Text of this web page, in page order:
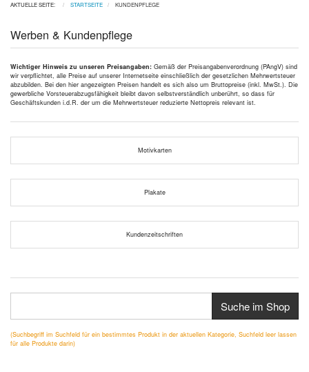
AKTUELLE SEITE: STARTSEITE KUNDENPFLEGE
Werben & Kundenpflege
Wichtiger Hinweis zu unseren Preisangaben: Gemäß der Preisangabenverordnung (PAngV) sind
wir verpflichtet, alle Preise auf unserer Internetseite einschließlich der gesetzlichen Mehrwertsteuer
abzubilden. Bei den hier angezeigten Preisen handelt es sich also um Bruttopreise (inkl. MwSt.). Die
gewerbliche Vorsteuerabzugsfähigkeit bleibt davon selbstverständlich unberührt, so dass für
Geschäftskunden i.d.R. der um die Mehrwertsteuer reduzierte Nettopreis relevant ist.
Motivkarten
Plakate
Kundenzeitschriften
Suche im Shop
(Suchbegriff im Suchfeld für ein bestimmtes Produkt in der aktuellen Kategorie, Suchfeld leer lassen
für alle Produkte darin)